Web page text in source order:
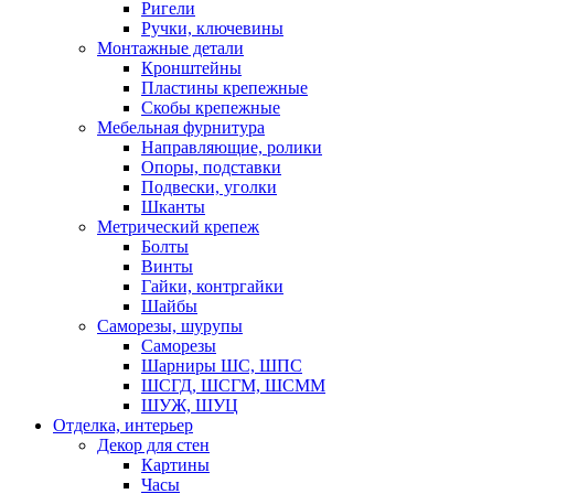
Ригели
Ручки, ключевины
Монтажные детали
Кронштейны
Пластины крепежные
Скобы крепежные
Мебельная фурнитура
Направляющие, ролики
Опоры, подставки
Подвески, уголки
Шканты
Метрический крепеж
Болты
Винты
Гайки, контргайки
Шайбы
Саморезы, шурупы
Саморезы
Шарниры ШС, ШПС
ШСГД, ШСГМ, ШСММ
ШУЖ, ШУЦ
Отделка, интерьер
Декор для стен
Картины
Часы